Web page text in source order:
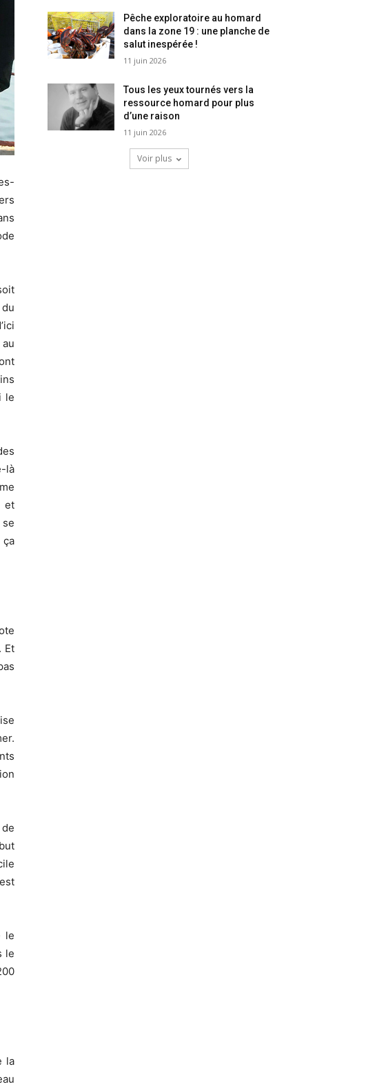
le
là
et
ça
Et
le
le
la
Pêche exploratoire au homard
dans la zone 19 : une planche de
salut inespérée !
11 juin 2026
Tous les yeux tournés vers la
ressource homard pour plus
d’une raison
11 juin 2026
Voir plus